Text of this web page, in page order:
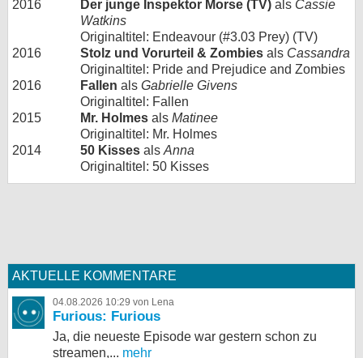
2016
Der junge Inspektor Morse (TV) als Cassie
Watkins
Originaltitel: Endeavour (#3.03 Prey) (TV)
2016
Stolz und Vorurteil & Zombies als Cassandra
Originaltitel: Pride and Prejudice and Zombies
2016
Fallen als Gabrielle Givens
Originaltitel: Fallen
2015
Mr. Holmes als Matinee
Originaltitel: Mr. Holmes
2014
50 Kisses als Anna
Originaltitel: 50 Kisses
AKTUELLE KOMMENTARE
04.08.2026 10:29 von Lena
Furious: Furious
Ja, die neueste Episode war gestern schon zu
streamen,... mehr